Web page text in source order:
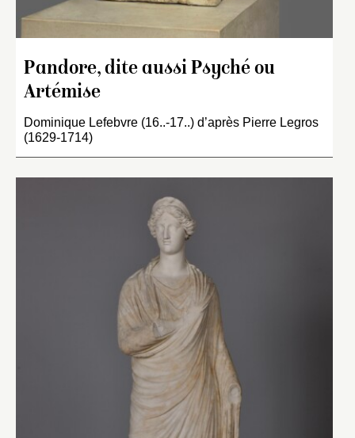
Pandore, dite aussi Psyché ou
Artémise
Dominique Lefebvre (16..-17..) d’après Pierre Legros
(1629-1714)